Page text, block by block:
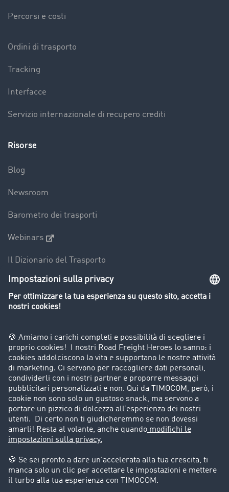
Percorsi e costi
Ordini di trasporto
Tracking
Interfacce
Servizio internazionale di recupero crediti
Risorse
Blog
Newsroom
Barometro dei trasporti
Webinars
Il Dizionario del Trasporto
Panoramica della borsa di carichi
Divieti di circolazione per mezzi pesanti
Azienda
Porta un nuovo cliente
Storie di successo
Informazioni legali
Note legali
Trattamento dei dati